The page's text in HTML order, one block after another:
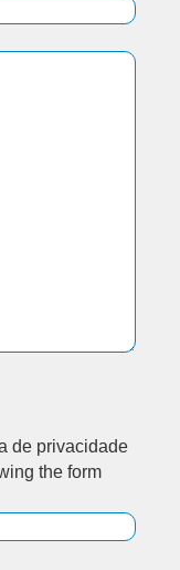
de privacidade
the form